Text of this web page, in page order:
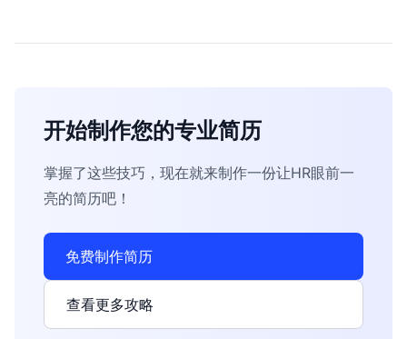
开始制作您的专业简历
掌握了这些技巧，现在就来制作一份让HR眼前一
亮的简历吧！
免费制作简历
查看更多攻略